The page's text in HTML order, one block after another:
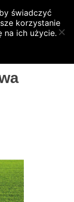
świadczyć
korzystanie
na ich użycie.